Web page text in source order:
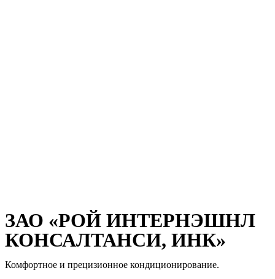
ЗАО «РОЙ ИНТЕРНЭШНЛ
КОНСАЛТАНСИ, ИНК»
Комфортное и прецизионное кондиционирование.